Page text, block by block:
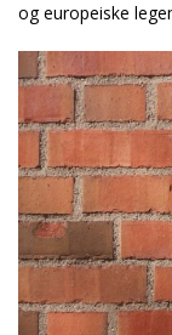
og europeiske